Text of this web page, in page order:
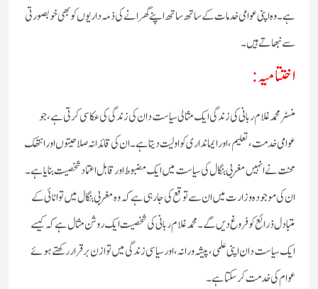
ہے۔ وہ اپنی عوامی خدمات کے ساتھ ساتھ اپنے گھرانے کی ذمہ داریوں کو بھی خوبصورتی
سے نبھاتے ہیں۔
اختتامیہ:
منسٹر محمد غلام ربانی کی زندگی ایک مثالی سیاست دان کی زندگی کی عکاسی کرتی ہے، جو
عوامی خدمت، تعلیم، اور ایمانداری کو اولیت دیتا ہے۔ ان کی قائدانہ صلاحیتوں اور انتھک
محنت نے انہیں مغربی بنگال کی سیاست میں ایک مضبوط اور قابل اعتماد شخصیت بنایا ہے۔
ان کی موجودہ وزارت میں ان سے توقع کی جا رہی ہے کہ وہ مغربی بنگال میں توانائی کے
متبادل ذرائع کو فروغ دیں گے۔ محمد غلام ربانی کی شخصیت ایک روشن مثال ہے کہ کیسے
ایک سیاست دان اپنی علمی، پیشہ ورانہ، اور سیاسی زندگی میں توازن برقرار رکھتے ہوئے
عوام کی خدمت کر سکتا ہے۔